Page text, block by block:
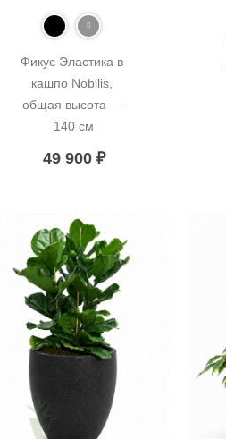
Фикус Эластика в
кашпо Nobilis,
общая высота —
140 см
49 900 ₽